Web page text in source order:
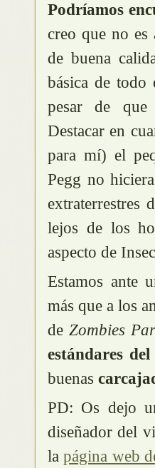
Podríamos
creo que no
de buena
básica de
pesar de que
Destacar en
para mí) el
Pegg no
extraterrestres
lejos de los
aspecto de
Estamos ante
más que a los
de Zombies
estándares
buenas
PD: Os dejo
diseñador del
lapágina web